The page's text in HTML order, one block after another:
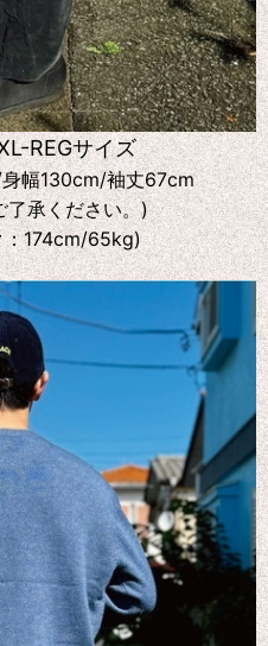
REGサイズ
幅130cm/袖丈67cm
了承ください。)
：174cm/65kg)